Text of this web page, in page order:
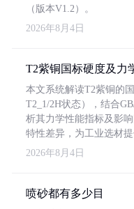
（版本V1.2）。
2026年8月4日
T2紫铜国标硬度及力
本文系统解读T2紫铜的
T2_1/2H状态），结合
析其力学性能指标及影
特性差异，为工业选材提
2026年8月4日
喷砂都有多少目